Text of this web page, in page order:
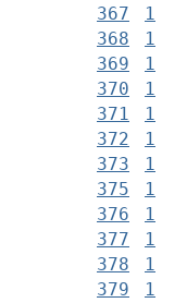
367
1
368
1
369
1
370
1
371
1
372
1
373
1
375
1
376
1
377
1
378
1
379
1